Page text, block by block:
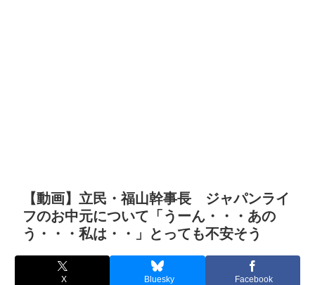
【動画】立民・福山幹事長 ジャパンライ
フのお中元について「うーん・・・あの
う・・・私は・・」とっても不安そう
X Bluesky Facebook